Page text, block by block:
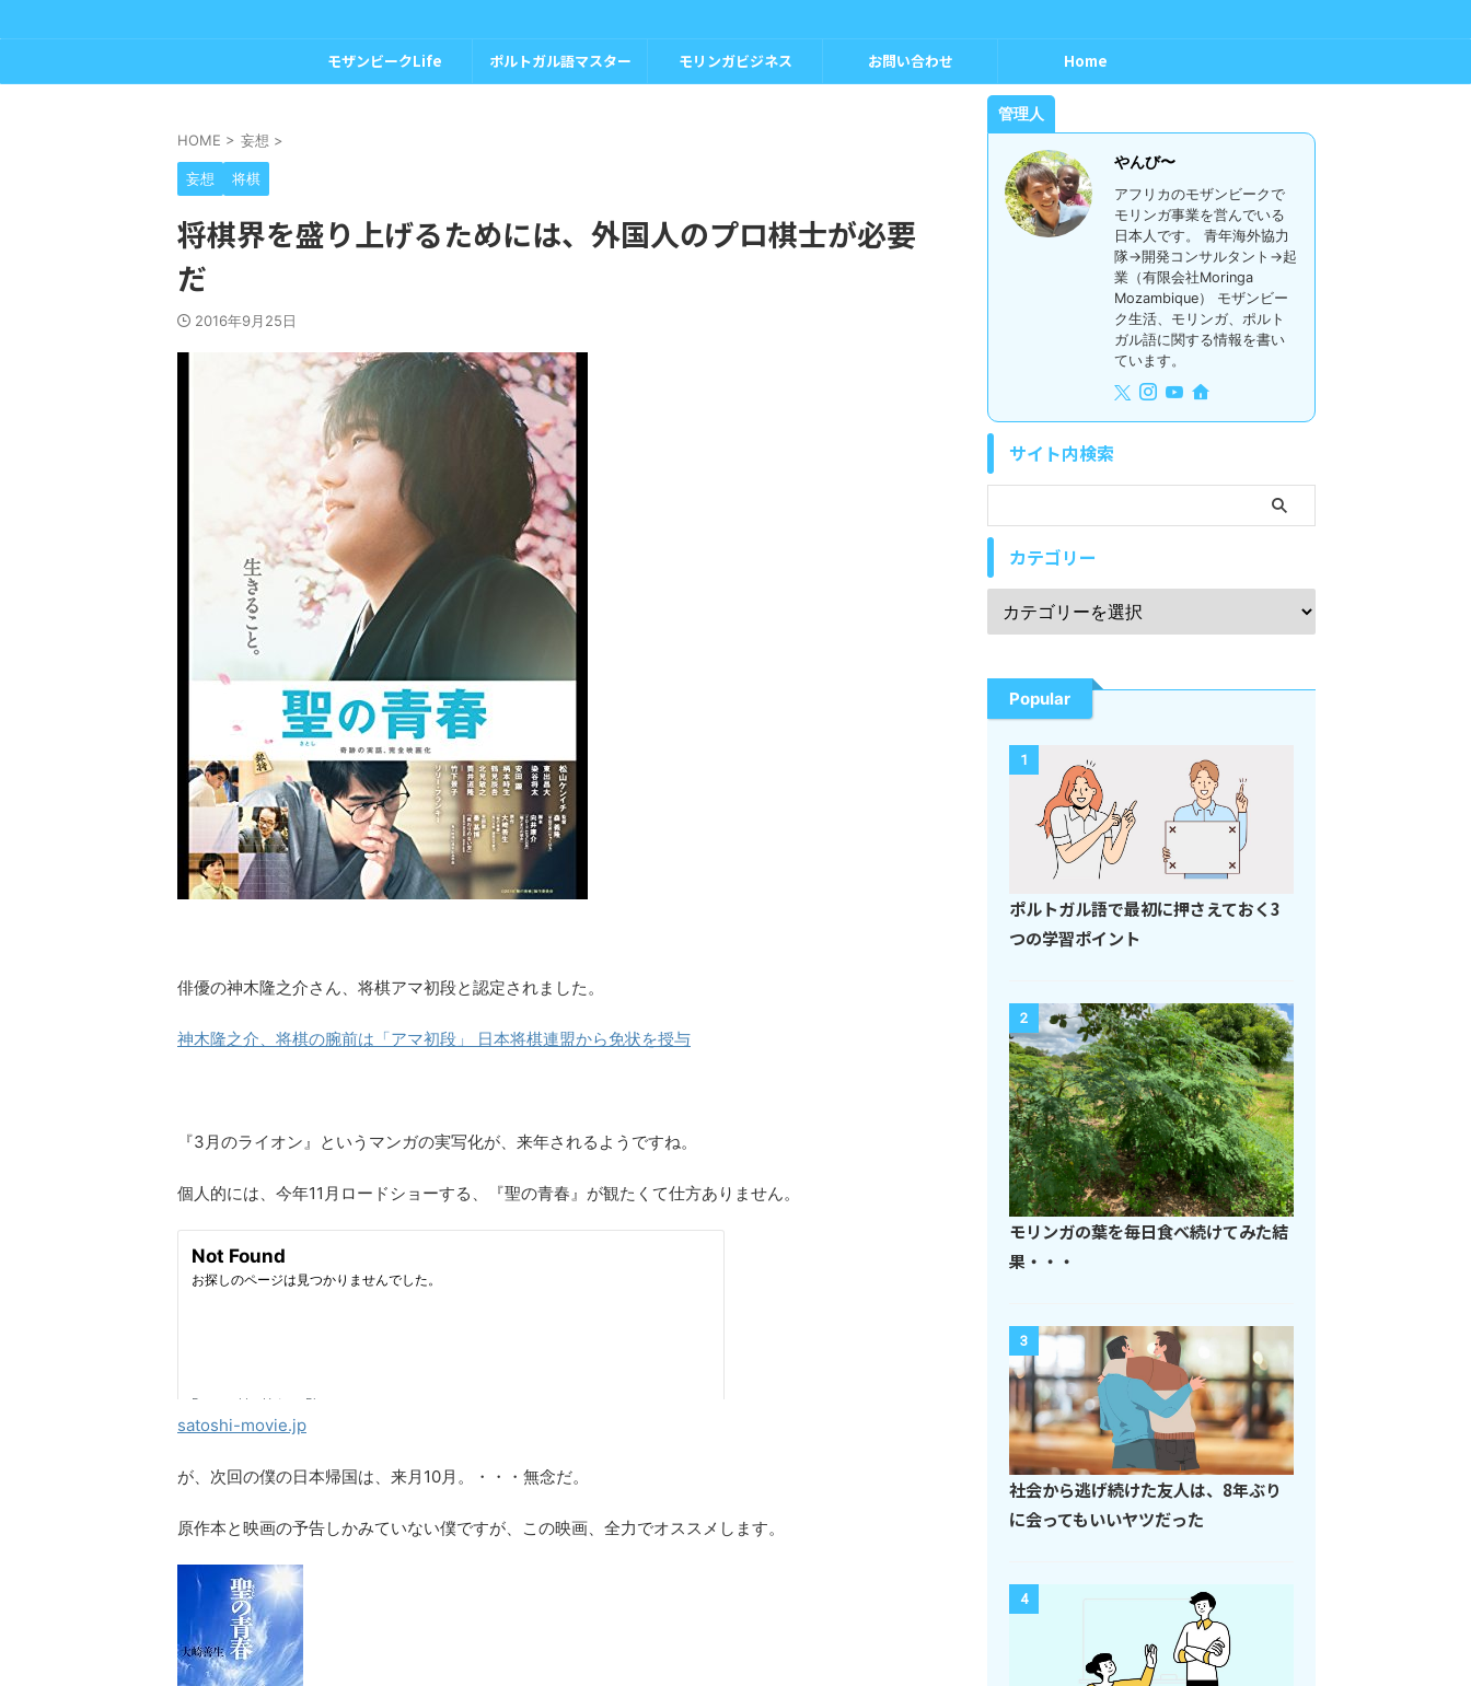
モザンビークLife ポルトガル語マスター モリンガビジネス お問い合わせ Home
HOME > 妄想 >
妄想 将棋
将棋界を盛り上げるためには、外国人のプロ棋士が必要
だ
2016年9月25日
俳優の神木隆之介さん、将棋アマ初段と認定されました。
神木隆之介、将棋の腕前は「アマ初段」 日本将棋連盟から免状を授与
『3月のライオン』というマンガの実写化が、来年されるようですね。
個人的には、今年11月ロードショーする、『聖の青春』が観たくて仕方ありません。
satoshi-movie.jp
が、次回の僕の日本帰国は、来月10月。・・・無念だ。
原作本と映画の予告しかみていない僕ですが、この映画、全力でオススメします。
管理人
やんび〜
アフリカのモザンビークで
モリンガ事業を営んでいる
日本人です。 青年海外協力
隊→開発コンサルタント→起
業（有限会社Moringa
Mozambique） モザンビー
ク生活、モリンガ、ポルト
ガル語に関する情報を書い
ています。
サイト内検索
カテゴリー
Popular
1
ポルトガル語で最初に押さえておく3
つの学習ポイント
2
モリンガの葉を毎日食べ続けてみた結
果・・・
3
社会から逃げ続けた友人は、8年ぶり
に会ってもいいヤツだった
4